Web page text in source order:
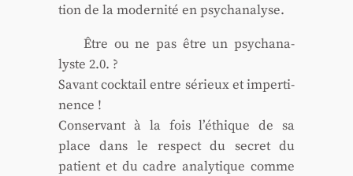
tion de la moder­ni­té en psy­cha­na­lyse.
Être ou ne pas être un psy­cha­na­
lyste 2.0. ?
Savant cock­tail entre sérieux et imper­ti­
nence !
Conser­vant à la fois l’é­thique de sa
place dans le res­pect du secret du
patient et du cadre ana­ly­tique comme